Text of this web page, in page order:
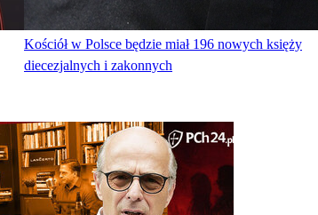
Kościół w Polsce będzie miał 196 nowych księży
diecezjalnych i zakonnych